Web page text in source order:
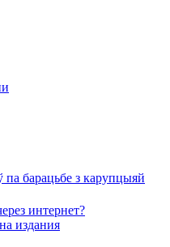
барацьбе з карупцыяй
интернет?
издания